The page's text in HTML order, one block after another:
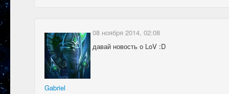
Gabriel
08 ноября 2014, 02:08
давай новость о LoV :D